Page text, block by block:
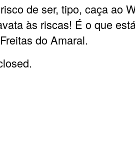
de ser, tipo, caça ao
às riscas! É o que
do Amaral.